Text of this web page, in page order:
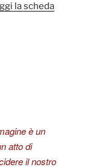
la scheda
è un
atto di
il nostro